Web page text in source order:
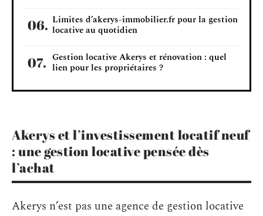
Limites d’akerys-immobilier.fr pour la gestion
locative au quotidien
Gestion locative Akerys et rénovation : quel
lien pour les propriétaires ?
Akerys et l’investissement locatif neuf
: une gestion locative pensée dès
l’achat
Akerys n’est pas une agence de gestion locative